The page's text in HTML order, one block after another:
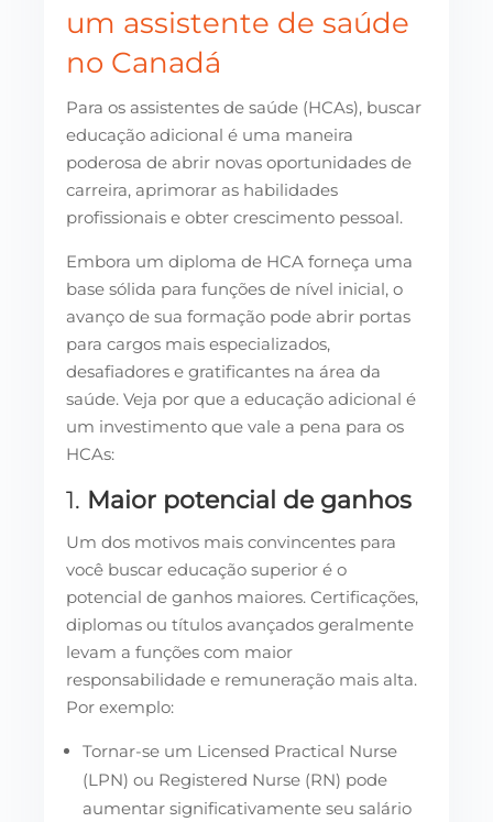
um assistente de saúde
no Canadá
Para os assistentes de saúde (HCAs), buscar
educação adicional é uma maneira
poderosa de abrir novas oportunidades de
carreira, aprimorar as habilidades
profissionais e obter crescimento pessoal.
Embora um diploma de HCA forneça uma
base sólida para funções de nível inicial, o
avanço de sua formação pode abrir portas
para cargos mais especializados,
desafiadores e gratificantes na área da
saúde. Veja por que a educação adicional é
um investimento que vale a pena para os
HCAs:
1. Maior potencial de ganhos
Um dos motivos mais convincentes para
você buscar educação superior é o
potencial de ganhos maiores. Certificações,
diplomas ou títulos avançados geralmente
levam a funções com maior
responsabilidade e remuneração mais alta.
Por exemplo:
Tornar-se um Licensed Practical Nurse
(LPN) ou Registered Nurse (RN) pode
aumentar significativamente seu salário